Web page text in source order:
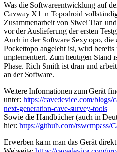
Was die Softwareentwicklung auf
Cavway X1 in Topodroid
Zusammenarbeit von Siwei Tian
vor der Auslieferung der ersten
Auch in der Software Sexytopo, die
Pockettopo angeleht ist, wird
implementiert. Zum heutigen Stand
Phase. Rich Smith ist dran und
an der Software.
Weitere Informationen zum Gerät
unter: https://cavedevice.com/blogs/
next-generation-cave-survey-tools
Sowie die Handbücher (auch in
hier: https://github.com/tswcmpass/
Erwerben kann man das Gerät